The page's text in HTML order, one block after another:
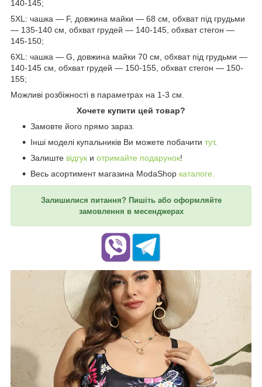
140-145;
5XL: чашка — F, довжина майки — 68 см, обхват під грудьми
— 135-140 см, обхват грудей — 140-145, обхват стегон —
145-150;
6XL: чашка — G, довжина майки 70 см, обхват під грудьми —
140-145 см, обхват грудей — 150-155, обхват стегон — 150-
155;
Можливі розбіжності в параметрах на 1-3 см.
Хочете купити цей товар?
Замовте його прямо зараз.
Інші моделі купальників Ви можете побачити тут.
Залиште відгук и отримайте подарунок!
Весь асортимент магазина ModaShop каталоге.
Залишилися питання? Пишіть або оформляйте
замовлення в месенджерах